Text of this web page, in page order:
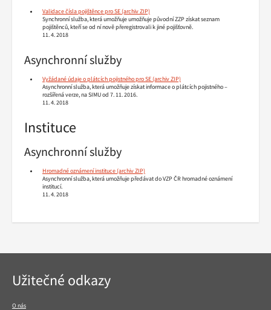
Validace čísla pojištěnce pro SE
Synchronní služba, která umožňuje umožňuje původní ZZP získat seznam
pojištěnců, kteří se od ní nově přeregistrovali k jiné pojišťovně.
11. 4. 2018
Asynchronní služby
Vyžádané údaje o plátcích pojistného pro SE
Asynchronní služba, která umožňuje získat informace o plátcích pojistného –
rozšířená verze, na SIMU od 7. 11. 2016.
11. 4. 2018
Instituce
Asynchronní služby
Hromadné oznámení instituce
Asynchronní služba, která umožňuje předávat do VZP ČR hromadné oznámení
institucí.
11. 4. 2018
Navigace
v
Užitečné odkazy
O nás